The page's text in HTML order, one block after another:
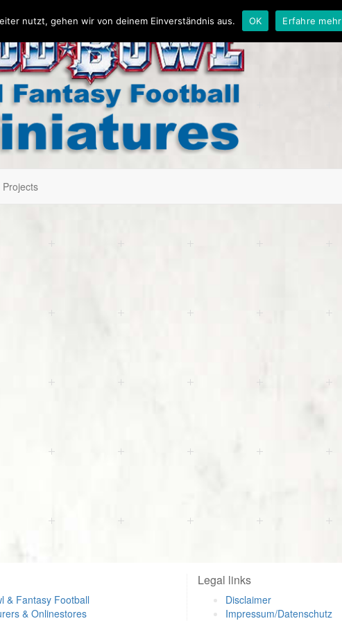
Projects
& Fantasy Football
& Onlinestores
Legal links
Disclaimer
Impressum/Datenschutz
nutzt, gehen wir von deinem Einverständnis aus. OK Erfahre mehr